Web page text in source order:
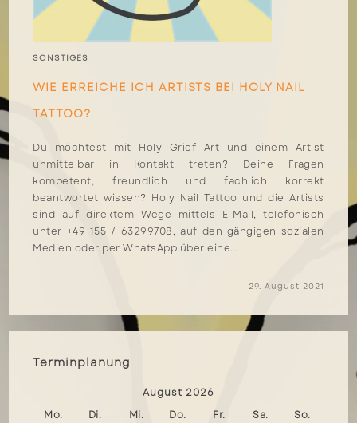
SONSTIGES
WIE ERREICHE ICH ARTISTS BEI HOLY NAIL
TATTOO?
Du möchtest mit Holy Grief Art und einem Artist
unmittelbar in Kontakt treten? Deine Fragen
kompetent, freundlich und fachlich korrekt
beantwortet wissen? Holy Nail Tattoo und die Artists
sind auf direktem Wege mittels E-Mail, telefonisch
unter +49 155 / 63299708, auf den gängigen sozialen
Medien oder per WhatsApp über eine…
29. August 2021
Terminplanung
August 2026
Mo.
Di. Mi. Do. Fr. Sa. So.